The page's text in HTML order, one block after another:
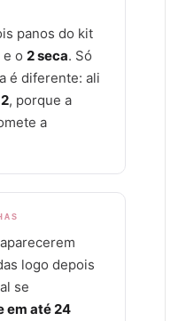
panos do kit
e o 2 seca. Só
é diferente: ali
, porque a
a
logo depois
se
em até 24